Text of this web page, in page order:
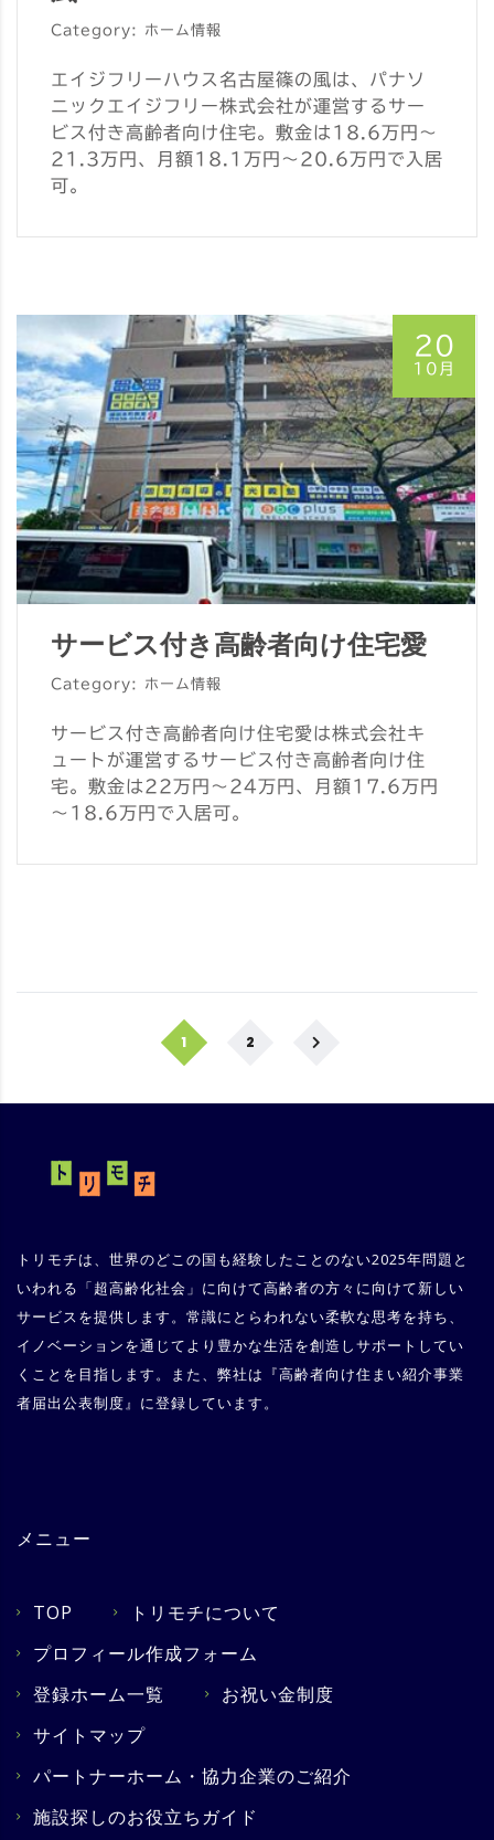
Category: ホーム情報
エイジフリーハウス名古屋篠の風は、パナソ
ニックエイジフリー株式会社が運営するサー
ビス付き高齢者向け住宅。敷金は18.6万円～
21.3万円、月額18.1万円～20.6万円で入居
可。
20
10月
サービス付き高齢者向け住宅愛
Category: ホーム情報
サービス付き高齢者向け住宅愛は株式会社キ
ュートが運営するサービス付き高齢者向け住
宅。敷金は22万円～24万円、月額17.6万円
～18.6万円で入居可。
1 2
トリモチは、世界のどこの国も経験したことのない2025年問題と
いわれる「超高齢化社会」に向けて高齢者の方々に向けて新しい
サービスを提供します。常識にとらわれない柔軟な思考を持ち、
イノベーションを通じてより豊かな生活を創造しサポートしてい
くことを目指します。また、弊社は『高齢者向け住まい紹介事業
者届出公表制度』に登録しています。
メニュー
TOP
トリモチについて
プロフィール作成フォーム
登録ホーム一覧
お祝い金制度
サイトマップ
パートナーホーム・協力企業のご紹介
施設探しのお役立ちガイド